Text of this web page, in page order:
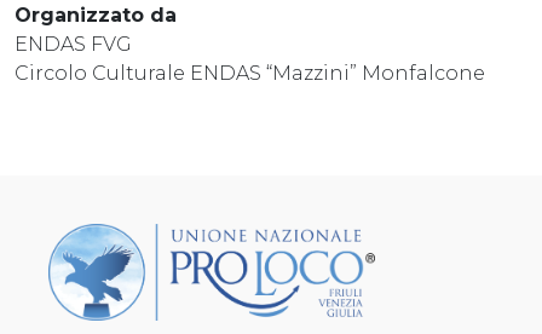
Organizzato da
ENDAS FVG
Circolo Culturale ENDAS “Mazzini” Monfalcone